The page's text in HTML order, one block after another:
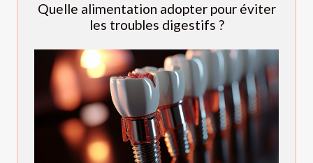
Quelle alimentation adopter pour éviter
les troubles digestifs ?